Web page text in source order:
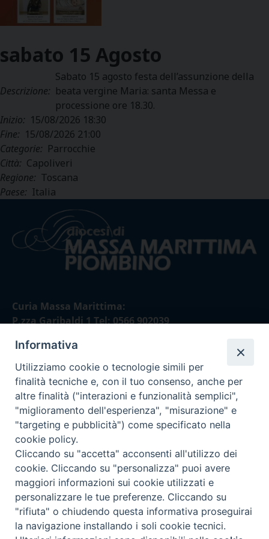
sabato 15 Agosto
Descrizione:
Sabato 15 agosto festa dell’assunzione della
beata vergine Maria: santa Messa e
processione ore 18.30.
Inizio: 15/08/2026 18:30
Fine: 15/08/2026 21:00
Categorie: Parrocchie
Città: Capoliveri
Regione: Toscana
Paese: Italia
Curia Massa Marittima:
P.zza Garibaldi 1 Tel: 0566 902039
Curia Piombino:
Via Don Minzoni,58/A Tel e Fax: 0565 32036
E-mail:
curia@diocesimassamarittima.it
Privacy policy - trasparenza
Informativa
Utilizziamo cookie o tecnologie simili per
finalità tecniche e, con il tuo consenso, anche per
altre finalità ("interazioni e funzionalità semplici",
"miglioramento dell'esperienza", "misurazione" e
"targeting e pubblicità") come specificato nella
cookie policy.
Cliccando su "accetta" acconsenti all'utilizzo dei
cookie. Cliccando su "personalizza" puoi avere
maggiori informazioni sui cookie utilizzati e
personalizzare le tue preferenze. Cliccando su
"rifiuta" o chiudendo questa informativa proseguirai
la navigazione installando i soli cookie tecnici.